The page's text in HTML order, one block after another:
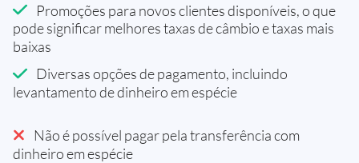
Promoções para novos clientes disponíveis, o que
pode significar melhores taxas de câmbio e taxas mais
baixas
Diversas opções de pagamento, incluindo
levantamento de dinheiro em espécie
Não é possível pagar pela transferência com
dinheiro em espécie